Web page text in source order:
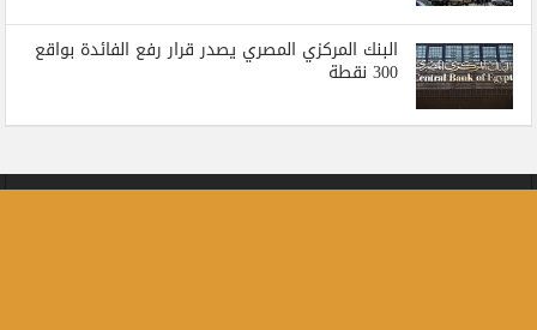
البنك المركزي المصري يصدر قرار رفع الفائدة بواقع
300 نقطة